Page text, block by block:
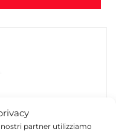
partner utilizziamo
è composta